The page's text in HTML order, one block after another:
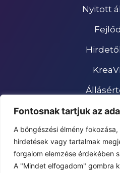
Fontosnak tartjuk az
A böngészési élmény
hirdetések vagy tartalmak
forgalom elemzése érdekében
A "Mindet elfogadom" gombra
Nyitott
Adatkezelési